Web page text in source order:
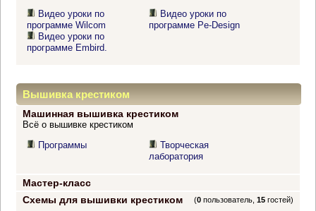
Видео уроки по
программе Wilcom
Видео уроки по
программе Embird.
Видео уроки по
программе Pe-Design
Вышивка крестиком
Машинная вышивка крестиком
Всё о вышивке крестиком
Программы
Творческая
лаборатория
Мастер-класс
Схемы для вышивки крестиком
(0 пользователь,15 гостей)